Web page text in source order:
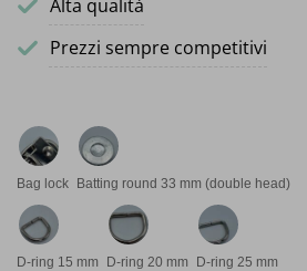
Alta qualità
Prezzi sempre competitivi
Bag lock Batting round 33 mm (double head)
D-ring 15 mm D-ring 20 mm D-ring 25 mm